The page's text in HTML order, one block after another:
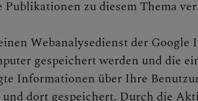
zu diesem Thema
Webanalysedienst der Google
gespeichert werden und die
Informationen über Ihre
dort gespeichert. Durch die